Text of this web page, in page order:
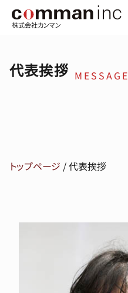
株式会社カンマン
代表挨拶 MESSAGE
トップページ /代表挨拶